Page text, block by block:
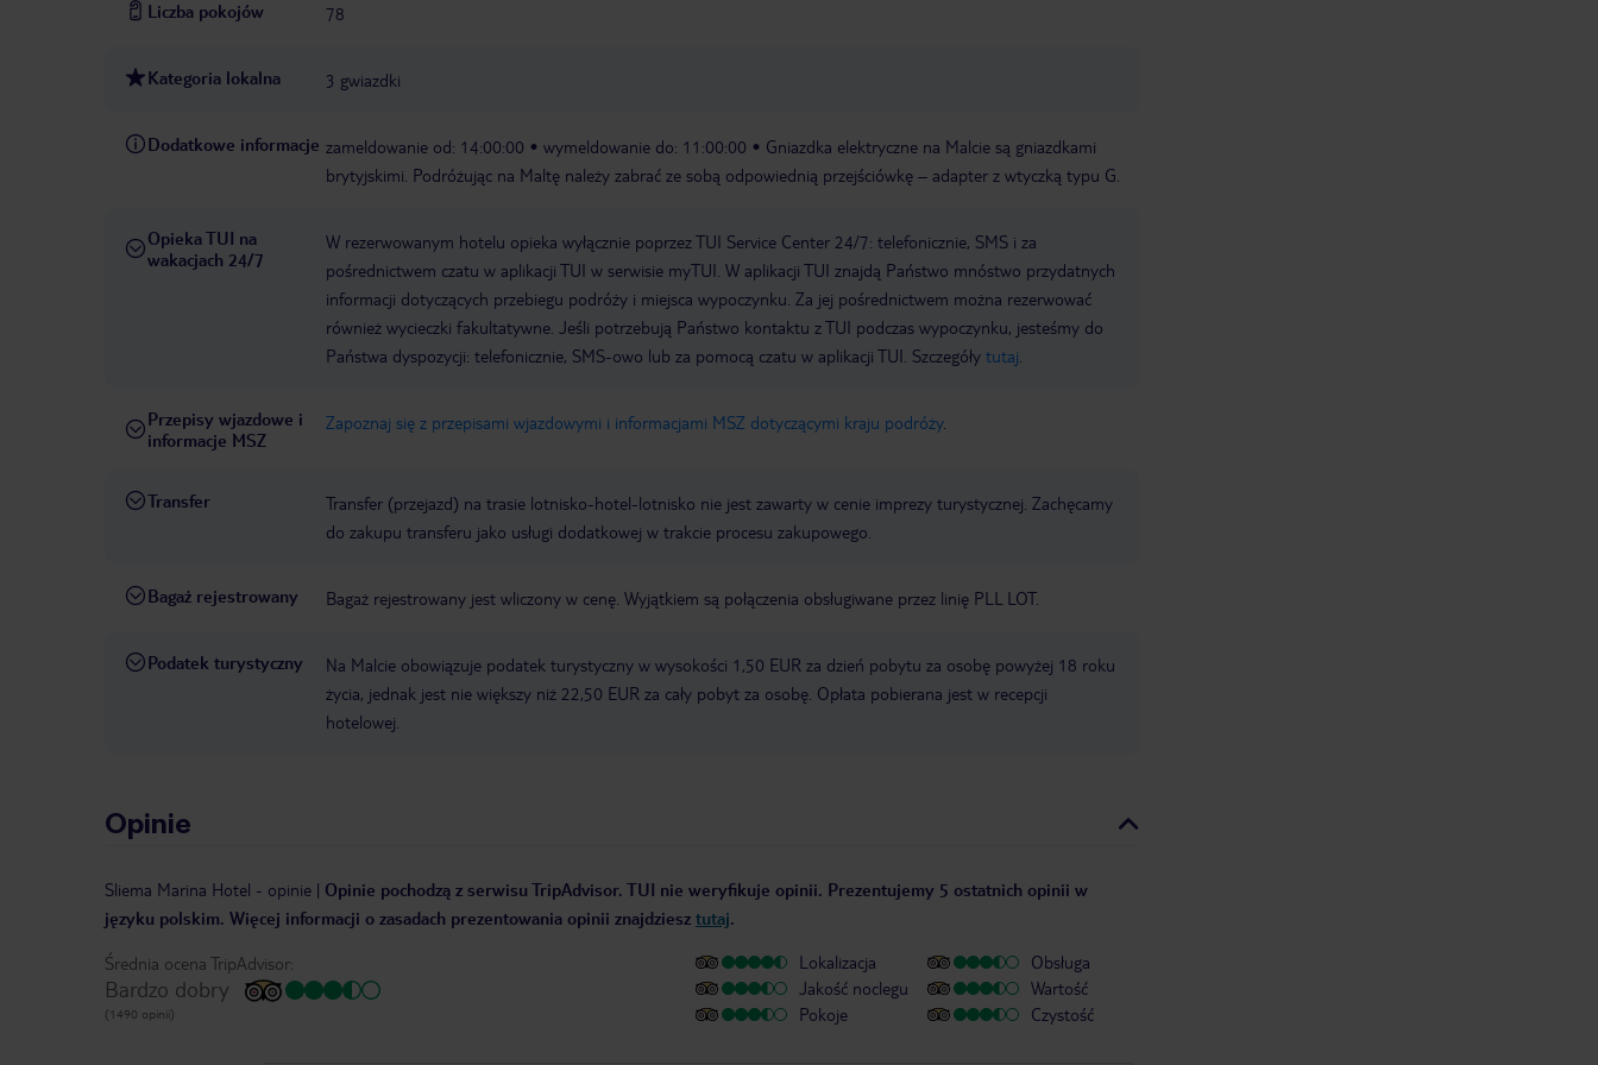
Liczba pokojów 78
Kategoria lokalna 3 gwiazdki
Dodatkowe informacje zameldowanie od: 14:00:00 wymeldowanie do: 11:00:00
Gniazdka elektryczne na Malcie są gniazdkami
brytyjskimi. Podróżując na Maltę należy zabrać ze sobą odpowiednią przejściówkę – adapter z wtyczką typu G.
Opieka TUI na
wakacjach 24/7
W rezerwowanym hotelu opieka wyłącznie poprzez TUI Service Center 24/7: telefonicznie, SMS i za
pośrednictwem czatu w aplikacji TUI w serwisie myTUI. W aplikacji TUI znajdą Państwo mnóstwo przydatnych
informacji dotyczących przebiegu podróży i miejsca wypoczynku. Za jej pośrednictwem można rezerwować
również wycieczki fakultatywne. Jeśli potrzebują Państwo kontaktu z TUI podczas wypoczynku, jesteśmy do
Państwa dyspozycji: telefonicznie, SMS-owo lub za pomocą czatu w aplikacji TUI. Szczegóły tutaj
Przepisy wjazdowe i
informacje MSZ
Zapoznaj się z przepisami wjazdowymi i informacjami MSZ dotyczącymi kraju podróży.
Transfer
Transfer (przejazd) na trasie lotnisko-hotel-lotnisko nie jest zawarty w cenie imprezy turystycznej. Zachęcamy
do zakupu transferu jako usługi dodatkowej w trakcie procesu zakupowego.
Bagaż rejestrowany Bagaż rejestrowany jest wliczony w cenę. Wyjątkiem są połączenia obsługiwane przez linię PLL LOT.
Podatek turystyczny
Na Malcie obowiązuje podatek turystyczny w wysokości 1,50 EUR za dzień pobytu za osobę powyżej 18 roku
życia, jednak jest nie większy niż 22,50 EUR za cały pobyt za osobę. Opłata pobierana jest w recepcji
hotelowej.
Opinie
Sliema Marina Hotel - opinie | Opinie pochodzą z serwisu TripAdvisor. TUI nie weryfikuje opinii. Prezentujemy 5 ostatnich opinii w
języku polskim. Więcej informacji o zasadach prezentowania opinii znajdziesz tutaj.
Średnia ocena TripAdvisor:
Bardzo dobry
(1490 opinii)
Lokalizacja
Jakość noclegu
Pokoje
Obsługa
Wartość
Czystość